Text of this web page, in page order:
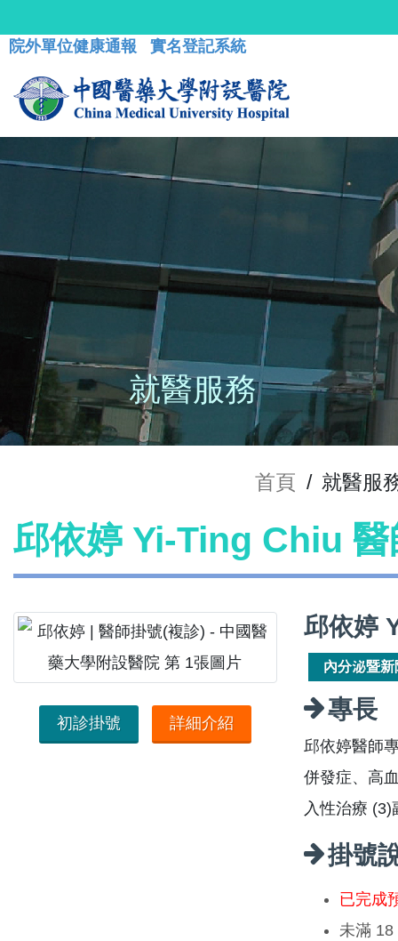
院外單位健康通報 實名登記系統
就醫服務
首頁 / 就醫服
邱依婷 Yi-Ting Chiu
初診掛號 詳細介紹
邱依婷
內分泌暨
專長
邱依婷醫師
併發症、高
入性治療
掛號
已完成
未滿 18